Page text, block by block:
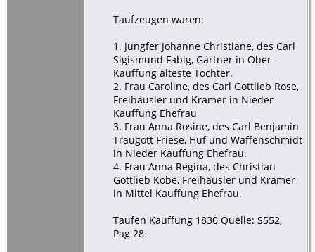
Taufzeugen waren:
1. Jungfer Johanne Christiane, des Carl
Sigismund Fabig, Gärtner in Ober
Kauffung älteste Tochter.
2. Frau Caroline, des Carl Gottlieb Rose,
Freihäusler und Kramer in Nieder
Kauffung Ehefrau
3. Frau Anna Rosine, des Carl Benjamin
Traugott Friese, Huf und Waffenschmidt
in Nieder Kauffung Ehefrau.
4. Frau Anna Regina, des Christian
Gottlieb Köbe, Freihäusler und Kramer
in Mittel Kauffung Ehefrau.
Taufen Kauffung 1830 Quelle: S552,
Pag 28